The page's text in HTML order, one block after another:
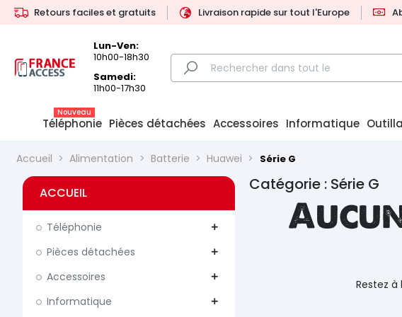
Retours faciles et gratuits Livraison rapide sur tout l'Europe
Lun-Ven:
10h00-18h30
Samedi:
11h00-17h30
Téléphonie
Nouveau
Pièces détachées Accessoires Informatique
Accueil Alimentation Batterie Huawei Série G
ACCUEIL
Téléphonie add
Pièces détachées add
Accessoires add
Informatique add
Catégorie : Série G
Restez